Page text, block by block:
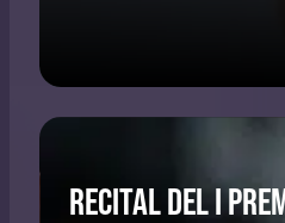
RECITAL DEL I